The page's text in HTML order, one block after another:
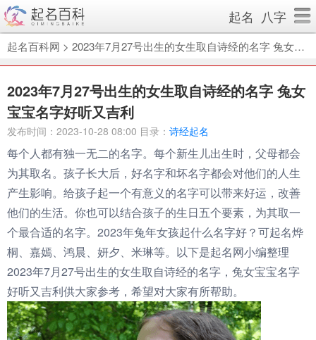
起名 八字
起名百科网 > 2023年7月27号出生的女生取自诗经的名字 兔女宝宝名字好听又吉利
2023年7月27号出生的女生取自诗经的名字 兔女
宝宝名字好听又吉利
发布时间：2023-10-28 08:00 目录： 诗经起名
每个人都有独一无二的名字。每个新生儿出生时，父母都会
为其取名。孩子长大后，好名字和坏名字都会对他们的人生
产生影响。给孩子起一个有意义的名字可以带来好运，改善
他们的生活。你也可以结合孩子的生日五个要素，为其取一
个最合适的名字。2023年兔年女孩起什么名字好？可起名烨
桐、嘉嫣、鸿晨、妍夕、米琳等。以下是起名网小编整理
2023年7月27号出生的女生取自诗经的名字，兔女宝宝名字
好听又吉利供大家参考，希望对大家有所帮助。